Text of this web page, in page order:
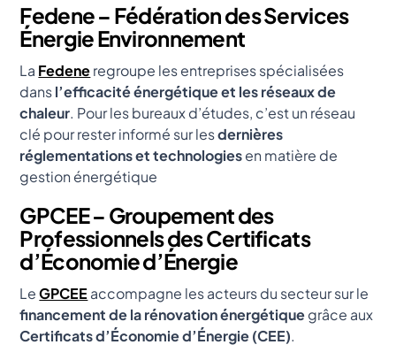
Fedene – Fédération des Services
Énergie Environnement
La Fedeneregroupe les entreprises spécialisées
dansl’efficacité énergétique et les réseaux de
chaleur. Pour les bureaux d’études, c’est un réseau
clé pour rester informé sur lesdernières
réglementations et technologiesen matière de
gestion énergétique
GPCEE – Groupement des
Professionnels des Certificats
d’Économie d’Énergie
LeGPCEE accompagne les acteurs du secteur sur le
financement de la rénovation énergétiquegrâce aux
Certificats d’Économie d’Énergie (CEE).